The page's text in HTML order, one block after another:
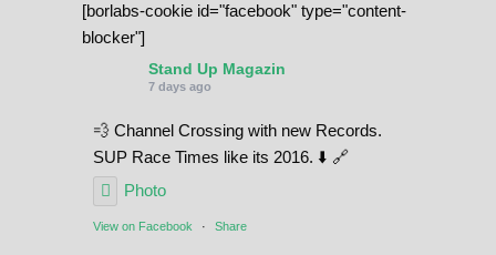
[borlabs-cookie id="facebook" type="content-
blocker"]
Stand Up Magazin
7 days ago
💨 Channel Crossing with new Records.
SUP Race Times like its 2016. ⬇️ 🔗
Photo
View on Facebook · Share